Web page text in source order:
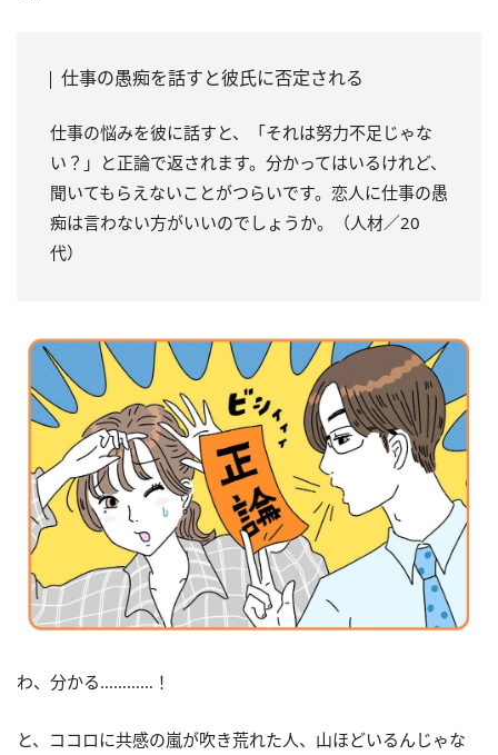
仕事の愚痴を話すと彼氏に否定される
仕事の悩みを彼に話すと、「それは努力不足じゃな
い？」と正論で返されます。分かってはいるけれど、
聞いてもらえないことがつらいです。恋人に仕事の愚
痴は言わない方がいいのでしょうか。（人材／20
代）
わ、分かる…………！
と、ココロに共感の嵐が吹き荒れた人、山ほどいるんじゃな